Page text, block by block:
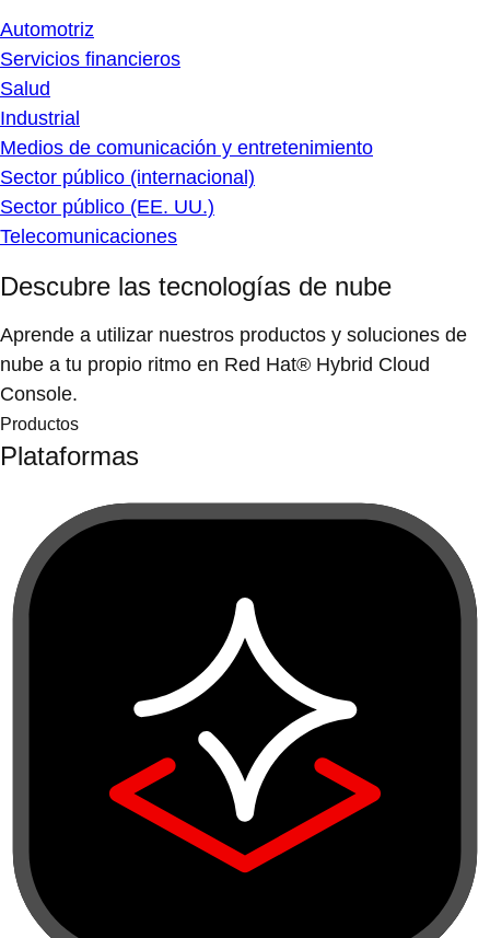
Automotriz
Servicios financieros
Salud
Industrial
Medios de comunicación y entretenimiento
Sector público (internacional)
Sector público (EE. UU.)
Telecomunicaciones
Descubre las tecnologías de nube
Aprende a utilizar nuestros productos y soluciones de
nube a tu propio ritmo en Red Hat® Hybrid Cloud
Console.
Productos
Plataformas